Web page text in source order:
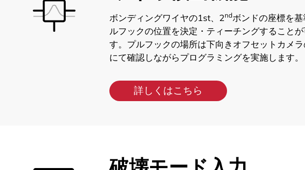
ボンディングワイヤの1st、2ndボンドの座標を
ルフックの位置を決定・ティーチングすること
す。プルフックの場所は下向きオフセットカメ
にて確認しながらプログラミングを実施します。
詳しくはこちら